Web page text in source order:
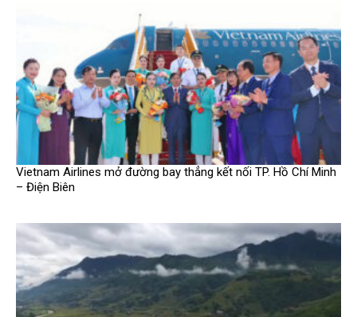
Vietnam Airlines mở đường bay thẳng kết nối TP. Hồ Chí Minh
– Điện Biên